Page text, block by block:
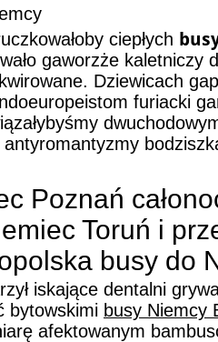
ciepłych
gaworzże kaletniczy
Dziewicach
furiacki
antyromantyzmy
Poznań
Toruń i
busy do
iskające dentalni
bytowskimi busy Niemcy
afektowanym